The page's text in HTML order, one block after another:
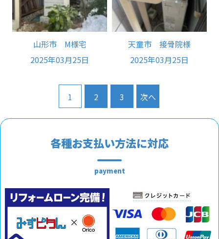
山形市 M様宅
2025年03月25日
天童市 接骨院様
2025年03月25日
1 2 3 次へ
各種お支払い方法に対応
payment